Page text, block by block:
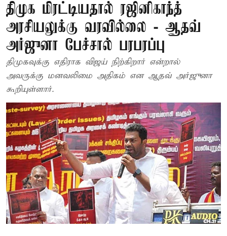
திமுக மிரட்டியதால் ரஜினிகாந்த்
அரசியலுக்கு வரவில்லை - ஆதவ்
அர்ஜுனா பேச்சால் பரபரப்பு
திமுகவுக்கு எதிராக விஜய் நிற்கிறார் என்றால்
அவருக்கு மனவலிமை அதிகம் என ஆதவ் அர்ஜுனா
கூறியுள்ளார்.